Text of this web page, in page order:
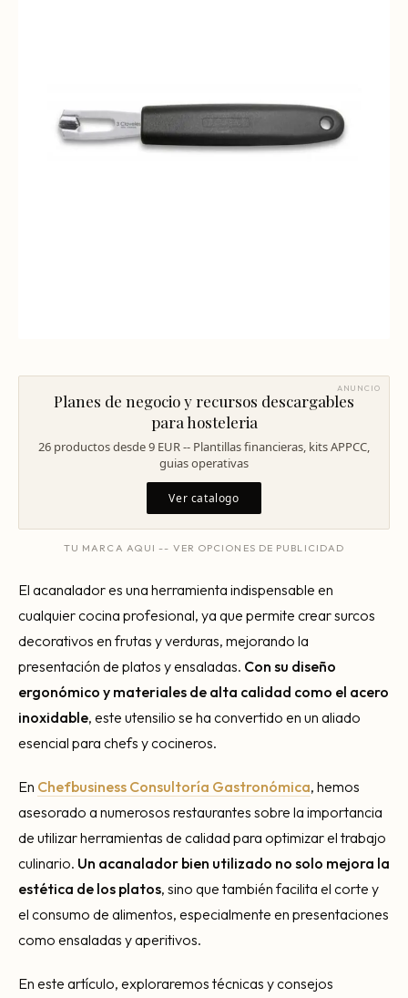
Inversores Internacionales
Subir ticket medio
Licencias Barcelona
Consultoría Barcelona
Por qué fracasan
Traspasar restaurante
Solicitar diagnóstico
ANUNCIO
Planes de negocio y recursos descargables
para hosteleria
26 productos desde 9 EUR -- Plantillas financieras, kits APPCC,
guias operativas
Ver catalogo
TU MARCA AQUI -- VER OPCIONES DE PUBLICIDAD
El acanalador es una herramienta indispensable en
cualquier cocina profesional, ya que permite crear surcos
decorativos en frutas y verduras, mejorando la
presentación de platos y ensaladas. Con su diseño
ergonómico y materiales de alta calidad como el acero
inoxidable, este utensilio se ha convertido en un aliado
esencial para chefs y cocineros.
En Chefbusiness Consultoría Gastronómica, hemos
asesorado a numerosos restaurantes sobre la importancia
de utilizar herramientas de calidad para optimizar el trabajo
culinario. Un acanalador bien utilizado no solo mejora la
estética de los platos, sino que también facilita el corte y
el consumo de alimentos, especialmente en presentaciones
como ensaladas y aperitivos.
En este artículo, exploraremos técnicas y consejos